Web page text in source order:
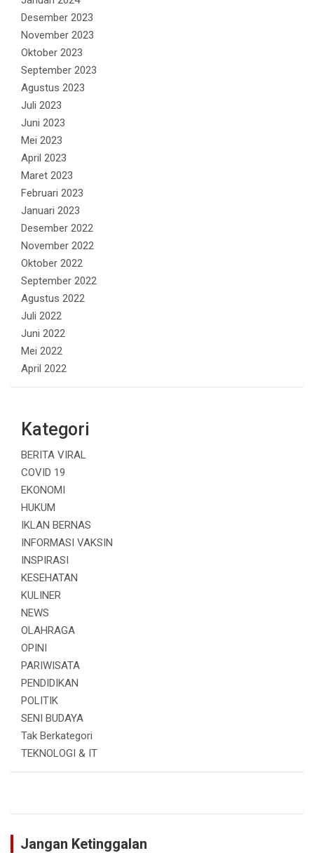
Desember 2023
November 2023
Oktober 2023
September 2023
Agustus 2023
Juli 2023
Juni 2023
Mei 2023
April 2023
Maret 2023
Februari 2023
Januari 2023
Desember 2022
November 2022
Oktober 2022
September 2022
Agustus 2022
Juli 2022
Juni 2022
Mei 2022
April 2022
Kategori
BERITA VIRAL
COVID 19
EKONOMI
HUKUM
IKLAN BERNAS
INFORMASI VAKSIN
INSPIRASI
KESEHATAN
KULINER
NEWS
OLAHRAGA
OPINI
PARIWISATA
PENDIDIKAN
POLITIK
SENI BUDAYA
Tak Berkategori
TEKNOLOGI & IT
Jangan Ketinggalan